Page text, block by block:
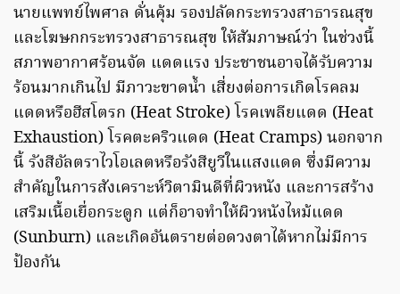
นายแพทย์ไพศาล ดั่นคุ้ม รองปลัดกระทรวงสาธารณสุข
และโฆษกกระทรวงสาธารณสุข ให้สัมภาษณ์ว่า ในช่วงนี้
สภาพอากาศร้อนจัด แดดแรง ประชาชนอาจได้รับความ
ร้อนมากเกินไป มีภาวะขาดน้ำ เสี่ยงต่อการเกิดโรคลม
แดดหรือฮีสโตรก (Heat Stroke) โรคเพลียแดด (Heat
Exhaustion) โรคตะคริวแดด (Heat Cramps) นอกจาก
นี้ รังสีอัลตราไวโอเลตหรือรังสียูวีในแสงแดด ซึ่งมีความ
สำคัญในการสังเคราะห์วิตามินดีที่ผิวหนัง และการสร้าง
เสริมเนื้อเยื่อกระดูก แต่ก็อาจทำให้ผิวหนังไหม้แดด
(Sunburn) และเกิดอันตรายต่อดวงตาได้หากไม่มีการ
ป้องกัน